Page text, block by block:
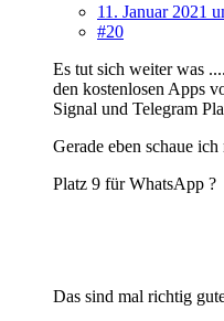
11. Januar 2021
#20
Es tut sich weiter was
den kostenlosen Apps
Signal und Telegram
Gerade eben schaue
Platz 9 für WhatsApp ?
Das sind mal richtig